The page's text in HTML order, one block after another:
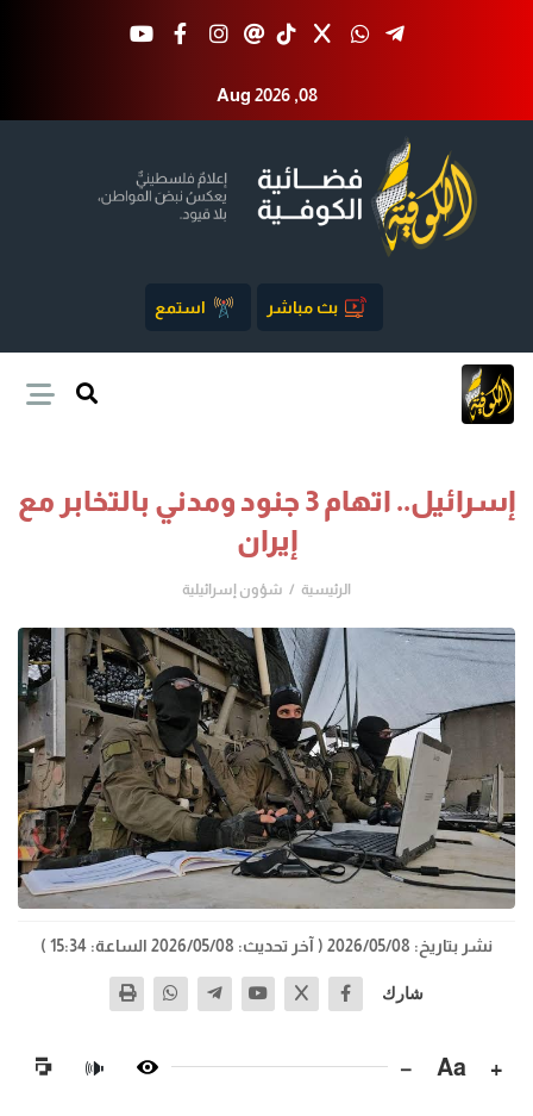
Aug 2026 ,08
بث مباشر استمع
إسرائيل.. اتهام 3 جنود ومدني بالتخابر مع
إيران
الرئيسية شؤون إسرائيلية
نشر بتاريخ: 2026/05/08 ( آخر تحديث: 2026/05/08 الساعة: 15:34 )
شارك
+
Aa
−
🔊